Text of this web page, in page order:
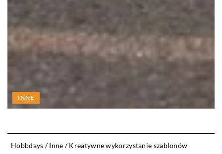
INNE
Hobbdays /Inne /Kreatywne wykorzystanie szablonów